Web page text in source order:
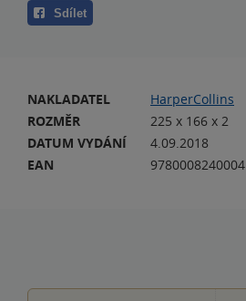
Sdílet
NAKLADATEL
HarperCollins
ROZMĚR
225 x 166 x 2
DATUM VYDÁNÍ
4.09.2018
EAN
9780008240004